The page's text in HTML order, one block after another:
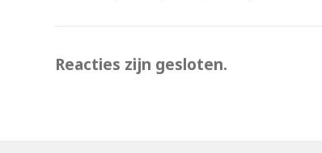
Reacties zijn gesloten.